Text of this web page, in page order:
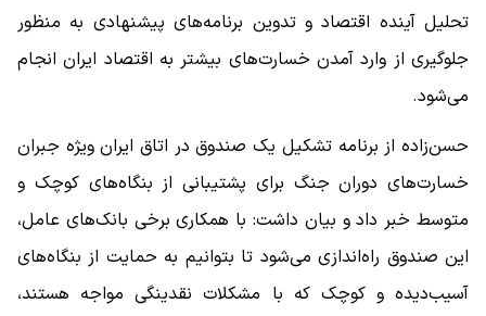
تحلیل آینده اقتصاد و تدوین برنامه‌های پیشنهادی به منظور
جلوگیری از وارد آمدن خسارت‌های بیشتر به اقتصاد ایران انجام
می‌شود.
حسن‌زاده از برنامه تشکیل یک صندوق در اتاق ایران ویژه جبران
خسارت‌های دوران جنگ برای پشتیبانی از بنگاه‌های کوچک و
متوسط خبر داد و بیان داشت: با همکاری برخی بانک‌های عامل،
این صندوق راه‌اندازی می‌شود تا بتوانیم به حمایت از بنگاه‌های
آسیب‌دیده و کوچک که با مشکلات نقدینگی مواجه هستند،